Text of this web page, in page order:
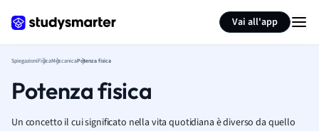
Vai all'app
SpiegazioniFisicaMeccanicaPotenza fisica
Potenza fisica
Un concetto il cui significato nella vita quotidiana è diverso da quello
Summarize page